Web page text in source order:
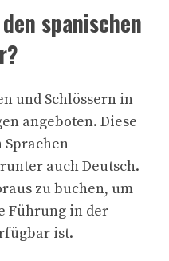
spanischen
und Schlössern in
angeboten. Diese
Sprachen
auch Deutsch.
zu buchen, um
Führung in der
ist.